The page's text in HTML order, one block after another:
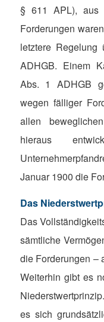
§ 611 APL), aus
Forderungen
letztere
ADHGB. Einem
Abs. 1 ADHGB
wegen fälliger
allen
hieraus
Januar 1900 die
Das
Das
sämtliche
die Forderungen –
Weiterhin gibt es
es sich